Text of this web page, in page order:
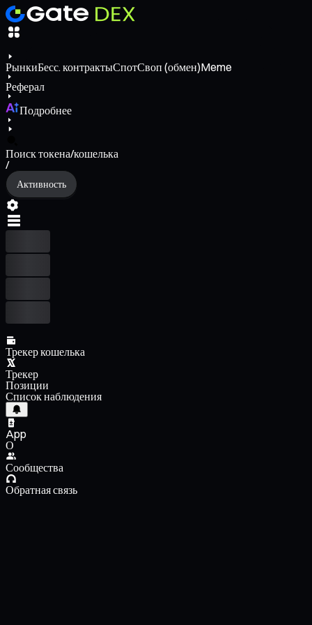
РынкиБесс. контрактыСпотСвоп (обмен)Meme
Реферал
Подробнее
Поиск токена/кошелька
/
Активность
Трекер кошелька
Трекер
Позиции
Список наблюдения
App
О
Сообщества
Обратная связь